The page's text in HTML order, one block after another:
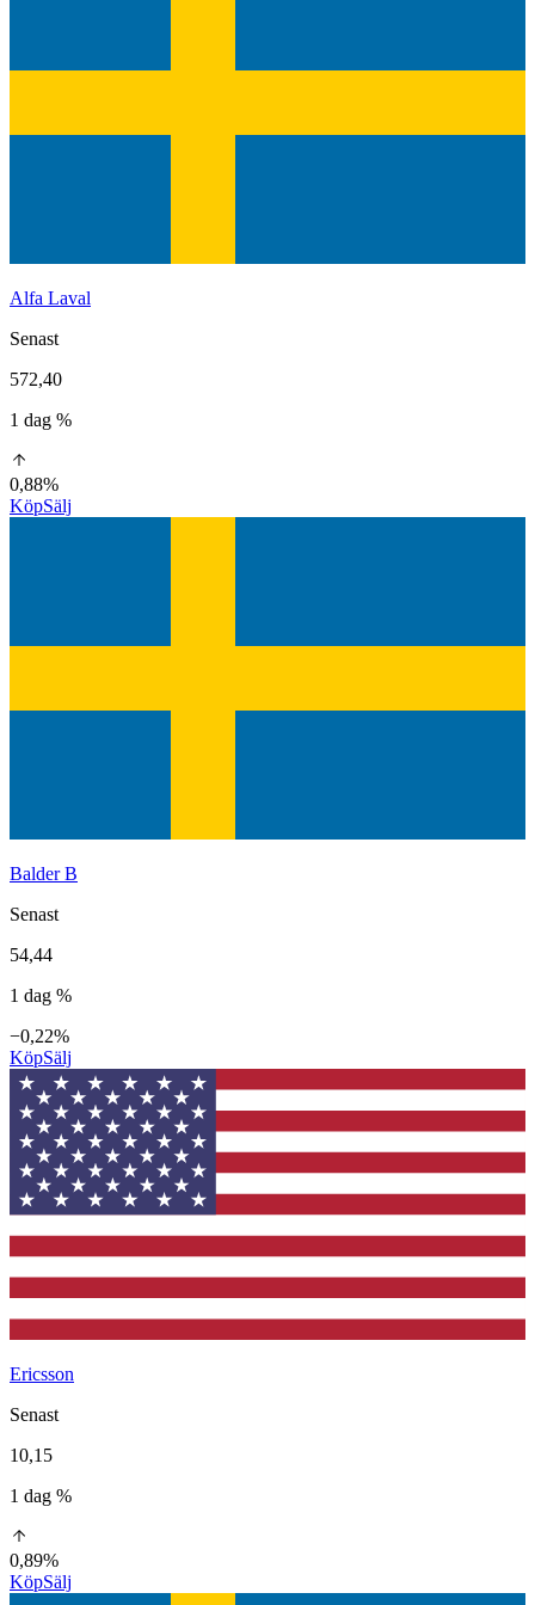
Alfa Laval
Senast
572,40
1 dag %
0,88%
KöpSälj
Balder B
Senast
54,44
1 dag %
−0,22%
KöpSälj
Ericsson
Senast
10,15
1 dag %
0,89%
KöpSälj